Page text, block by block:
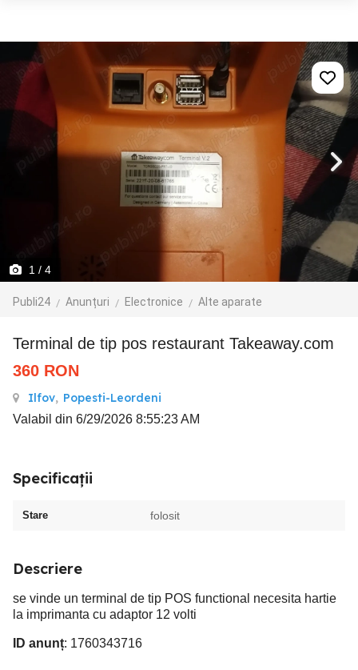
1 / 4
Publi24 Anunțuri Electronice Alte aparate
terminal de tip pos restaurant Takeaway.com
360 RON
Ilfov, Popesti-Leordeni
Valabil din 6/29/2026 8:55:23 AM
Specificații
Stare folosit
Descriere
se vinde un terminal de tip POS functional necesita hartie
la imprimanta cu adaptor 12 volti
ID anunț: 1760343716